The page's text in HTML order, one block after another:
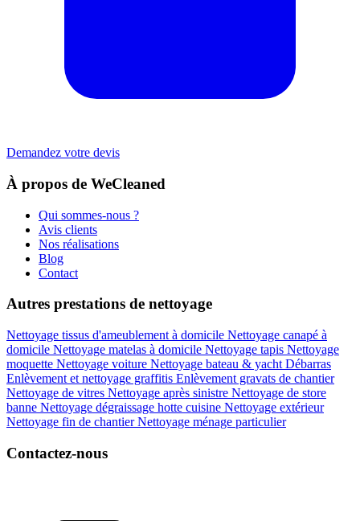
Demandez votre devis
À propos de WeCleaned
Qui sommes-nous ?
Avis clients
Nos réalisations
Blog
Contact
Autres prestations de nettoyage
Nettoyage tissus d'ameublement à domicile Nettoyage canapé à
domicile Nettoyage matelas à domicile Nettoyage tapis Nettoyage
moquette Nettoyage voiture Nettoyage bateau & yacht Débarras
Enlèvement et nettoyage graffitis Enlèvement gravats de chantier
Nettoyage de vitres Nettoyage après sinistre Nettoyage de store
banne Nettoyage dégraissage hotte cuisine Nettoyage extérieur
Nettoyage fin de chantierNettoyage ménage particulier
Contactez-nous